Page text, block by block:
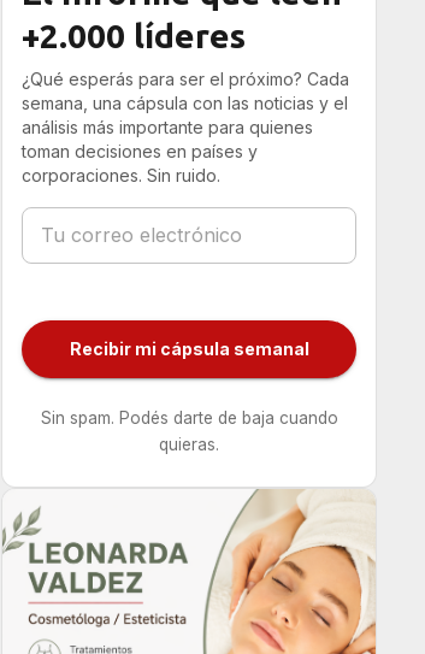
+2.000 líderes
¿Qué esperás para ser el próximo? Cada
semana, una cápsula con las noticias y el
análisis más importante para quienes
toman decisiones en países y
corporaciones. Sin ruido.
Recibir mi cápsula semanal
Sin spam. Podés darte de baja cuando
quieras.